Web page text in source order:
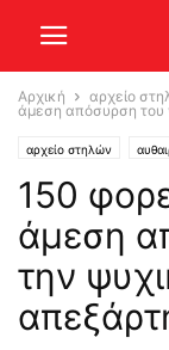
Αρχική αρχείο
άμεση απόσυρση του
αρχείο στηλών
150
άμεση
την